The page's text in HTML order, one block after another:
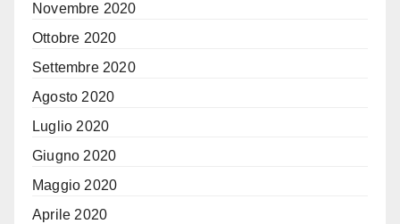
Novembre 2020
Ottobre 2020
Settembre 2020
Agosto 2020
Luglio 2020
Giugno 2020
Maggio 2020
Aprile 2020